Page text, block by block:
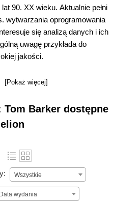
90. XX wieku. Aktualnie pełni
wytwarzania oprogramowania
się analizą danych i ich
uwagę przykłada do
jakości.
[Pokaż więcej]
Tom Barker dostępne
Wszystkie
Data wydania